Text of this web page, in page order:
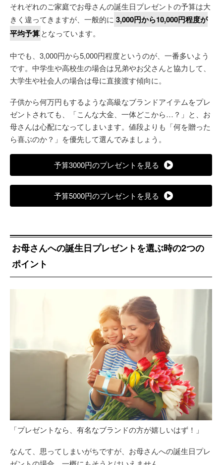
それぞれのご家庭でお母さんの誕生日プレゼントの予算は大
きく違ってきますが、一般的に 3,000円から10,000円程度が
平均予算となっています。
中でも、3,000円から5,000円程度というのが、一番多いよう
です。中学生や高校生の場合は兄弟やお父さんと協力して、
大学生や社会人の場合は母に直接渡す傾向に。
子供から何万円もするような高級なブランドアイテムをプレ
ゼントされても、「こんな大金、一体どこから…？」と、お
母さんは心配になってしまいます。値段よりも「何を贈った
ら喜ぶのか？」を優先して選んでみましょう。
予算3000円のプレゼントを見る
予算5000円のプレゼントを見る
お母さんへの誕生日プレゼントを選ぶ時の2つの
ポイント
「プレゼントなら、有名なブランドの方が嬉しいはず！」
なんて、思ってしまいがちですが、お母さんへの誕生日プレ